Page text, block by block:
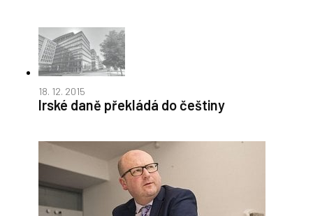
18. 12. 2015
Irské daně překládá do češtiny